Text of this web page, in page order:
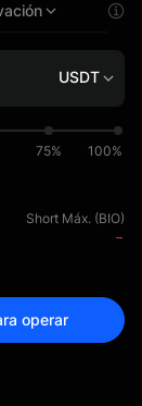
USDT
75% 100%
Short Máx. (BIO)
--
operar